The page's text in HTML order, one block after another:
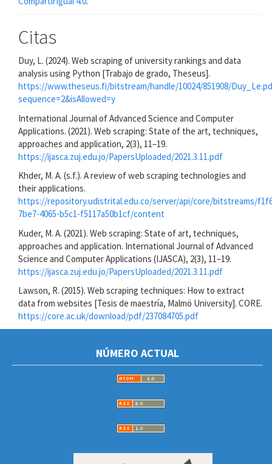
Citas
Duy, L. (2024). Web scraping of university rankings and data
analysis using Python [Trabajo de grado, Theseus].
https://www.theseus.fi/bitstream/handle/10024/851908/
sequence=2&isAllowed=y
International Journal of Advanced Science and Computer
Applications. (2021). Web scraping: State of the art, techniques,
approaches and application, 2(3), 11–19.
https://ijasca.zuj.edu.jo/PapersUploaded/2021.3.11.pdf
Khder, M. A. (s.f.). A review of web scraping technologies and
their applications.
https://repository.udistrital.edu.co/server/api/core/bitstreams/
7be7-4065-b5c1-f5117a50b1cf/content
Kuder, M. A. (2021). Web scraping: State of art, techniques,
approaches and application. International Journal of Advanced
Science and Computer Applications (IJASCA), 2(3), 11–19.
https://ijasca.zuj.edu.jo/PapersUploaded/2021.3.11.pdf
Lawson, R. (2015). Web scraping techniques: How to extract
data from websites [Tesis de maestría, Malmö University]. CORE.
https://core.ac.uk/download/pdf/237084705.pdf
NÚMERO ACTUAL